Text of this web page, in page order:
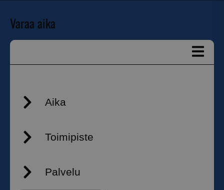
Varaa aika